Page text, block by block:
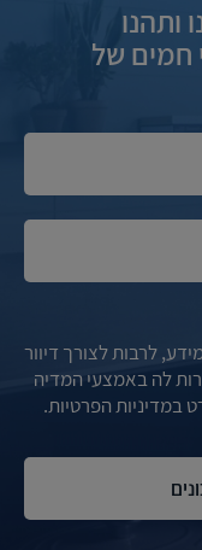
ותהנו
חמים של
לרבות לצורך דיוור
לה באמצעי המדיה